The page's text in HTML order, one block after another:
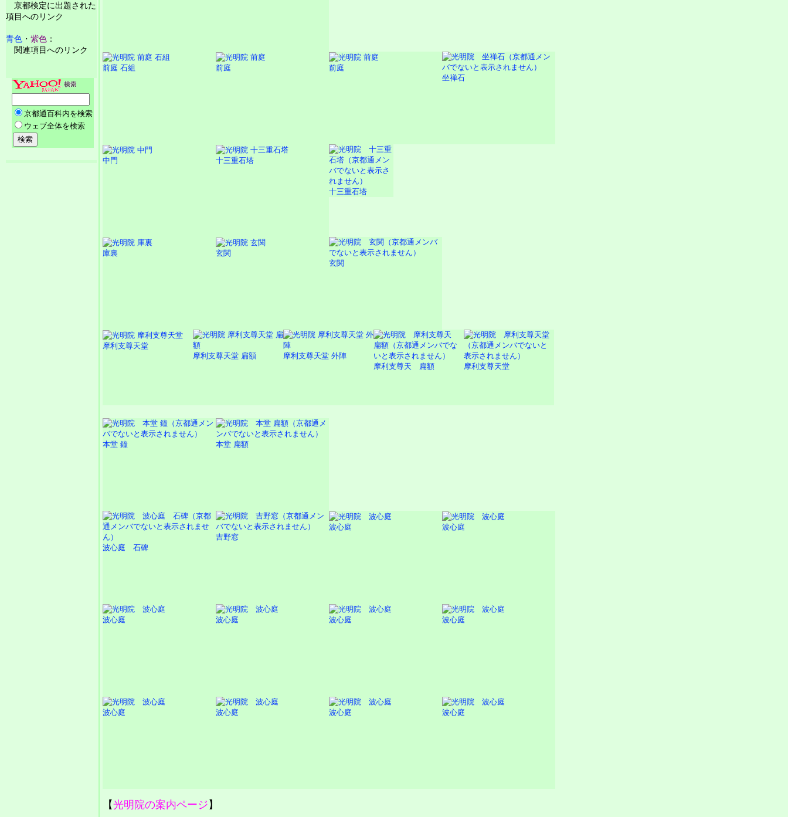
前庭 石組 前庭
前庭
坐禅石
中門 十三重石塔
十三重石塔
庫裏
玄関
玄関
摩利支尊天堂
摩利支尊天堂 扁額
摩利支尊天堂 外陣
摩利支尊天 扁額
摩利支尊天堂
本堂 鐘 本堂 扁額
波心庭 石碑
吉野窓
波心庭 波心庭
波心庭 波心庭 波心庭 波心庭
波心庭 波心庭 波心庭 波心庭
【光明院の案内ページ 】
京都検定に出題された
項目へのリンク
青色 ・ 紫色 ：
関連項目へのリンク